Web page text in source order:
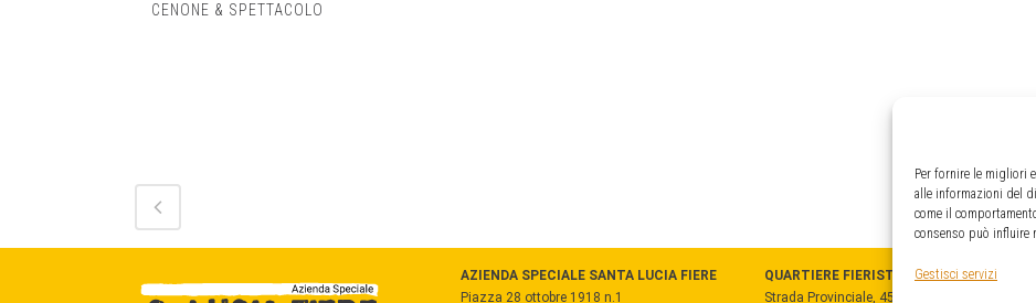
Per fornire le migliori
alle informazioni del
come il
consenso può influire
Gestisci servizi
CENONE & SPETTACOLO
AZIENDA SPECIALE SANTA LUCIA FIERE
Piazza 28 ottobre 1918 n.1
QUARTIERE FIERISTICO
Strada Provinciale, 45